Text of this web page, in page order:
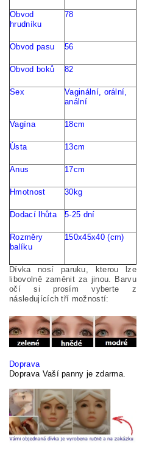
Obvod
hrudníku
78
Obvod pasu 56
Obvod boků 82
Sex Vaginální, orální,
anální
Vagína 18cm
Ústa 13cm
Anus 17cm
Hmotnost 30kg
Dodací lhůta 5-25 dní
Rozměry
balíku
150x45x40 (cm)
Dívka nosí paruku, kterou lze
libovolně zaměnit za jinou. Barvu
očí si prosím vyberte z
následujících tří možností:
Doprava
Doprava Vaší panny je zdarma.